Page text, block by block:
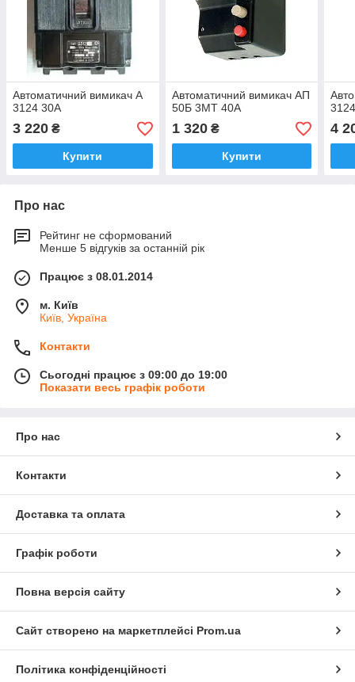
Автоматичний вимикач А
3124 30А
3 220 ₴
Купити
Автоматичний вимикач АП
50Б 3МТ 40А
1 320₴
Купити
4
Про нас
Рейтинг не сформований
Менше 5 відгуків за останній рік
Працює з 08.01.2014
м. Київ
Київ, Україна
Контакти
Сьогодні працює з 09:00 до 19:00
Показати весь графік роботи
Про нас
Контакти
Доставка та оплата
Графік роботи
Повна версія сайту
Сайт створено на маркетплейсі Prom.ua
Політика конфіденційності